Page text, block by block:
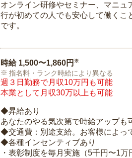
オンライン研修やセミナー、マニ
行が初めての人でも安心して働くこ
です。
時給 1,500〜1,860円 ※
指名料・ランク時給により異なる
週３日勤務で月収10万円も可能
本業として月収30万以上も可能
◆昇給あり
あなたのやる気次第で時給アップも
◆交通費：別途支給。お客様によっ
◆各種インセンティブあり
・表彰制度を毎月実施（5千円〜1万